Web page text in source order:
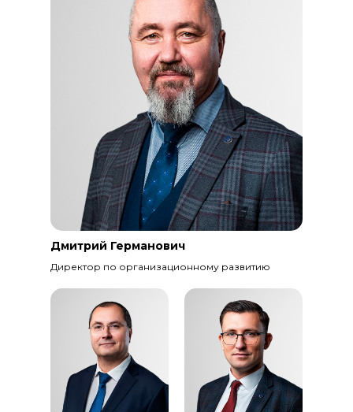
Дмитрий Германович
Директор по организационному развитию